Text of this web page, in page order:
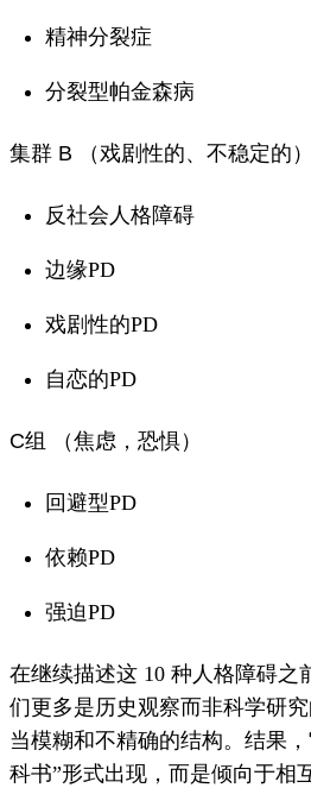
精神分裂症
分裂型帕金森病
集群 B （戏剧性的、不稳定的）
反社会人格障碍
边缘PD
戏剧性的PD
自恋的PD
C组 （焦虑 ，恐惧）
回避型PD
依赖PD
强迫PD
在继续描述这 10 种人格障碍之
们更多是历史观察而非科学研
当模糊和不精确的结构。 结果
科书”形式出现，而是倾向于相